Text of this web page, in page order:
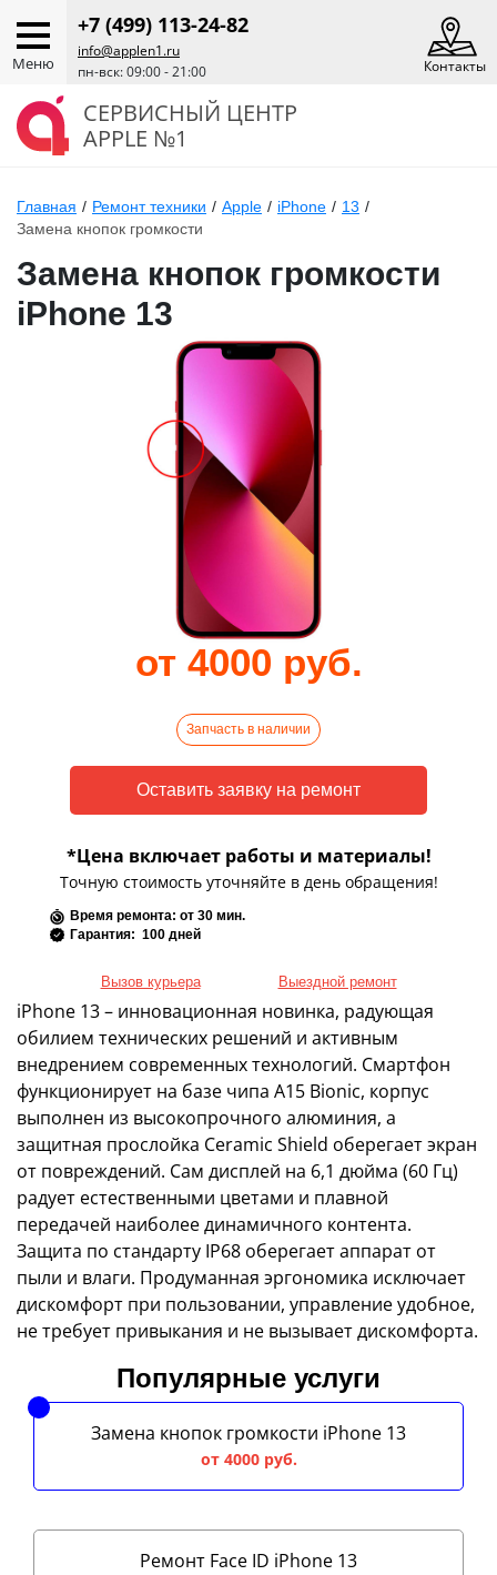
Меню
+7 (499) 113-24-82
info@applen1.ru
пн-вск: 09:00 - 21:00
Контакты
СЕРВИСНЫЙ ЦЕНТР
APPLE №1
Главная / Ремонт техники / Apple / iPhone / 13 /
Замена кнопок громкости
Замена кнопок громкости
iPhone 13
от 4000 руб.
Запчасть в наличии
*Цена включает работы и материалы!
Точную стоимость уточняйте в день обращения!
Время ремонта: от 30 мин.
Гарантия: 100 дней
Вызов курьера Выездной ремонт
iPhone 13 – инновационная новинка, радующая
обилием технических решений и активным
внедрением современных технологий. Смартфон
функционирует на базе чипа A15 Bionic, корпус
выполнен из высокопрочного алюминия, а
защитная прослойка Ceramic Shield оберегает экран
от повреждений. Сам дисплей на 6,1 дюйма (60 Гц)
радует естественными цветами и плавной
передачей наиболее динамичного контента.
Защита по стандарту IP68 оберегает аппарат от
пыли и влаги. Продуманная эргономика исключает
дискомфорт при пользовании, управление удобное,
не требует привыкания и не вызывает дискомфорта.
Популярные услуги
Замена кнопок громкости iPhone 13
от 4000 руб.
Ремонт Face ID iPhone 13